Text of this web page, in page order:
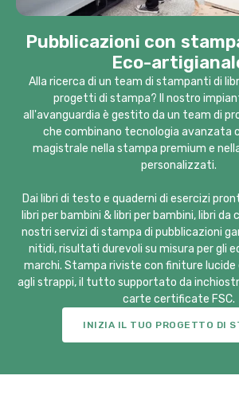
Pubblicazioni con
Eco-
Alla ricerca di un team di stampanti di
progetti di stampa? Il nostro
all'avanguardia è gestito da un team di
che combinano tecnologia avanzata
magistrale nella stampa premium e
personalizzati.
Dai libri di testo e quaderni di esercizi
libri per bambini & libri per bambini, libri da
nostri servizi di stampa di pubblicazioni
nitidi, risultati durevoli su misura per gli
marchi. Stampa riviste con finiture lucide
agli strappi, il tutto supportato da
carte certificate FSC.
INIZIA IL TUO PROGETTO DI